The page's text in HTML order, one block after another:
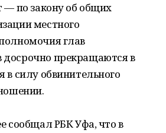
— по закону об общих
местного
глав
прекращаются в
в силу обвинительного
сообщал РБК Уфа, что в